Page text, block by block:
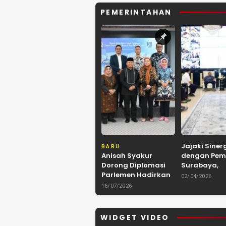
PEMERINTAHAN
BARU
Anisah Syakur
Dorong Diplomasi
Parlemen Hadirkan
Kerja Sama
Internasional yang
Kota Depok
16/07/2026
Jajaki
dengan
Surabaya,
Kerukunan
Kolaborasi
02/04/2026
WIDGET VIDEO